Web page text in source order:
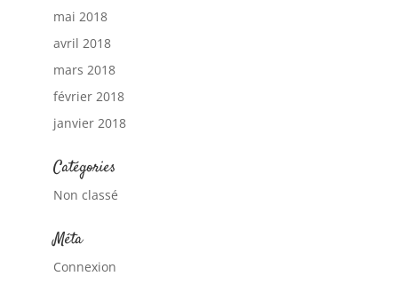
mai 2018
avril 2018
mars 2018
février 2018
janvier 2018
Catégories
Non classé
Méta
Connexion